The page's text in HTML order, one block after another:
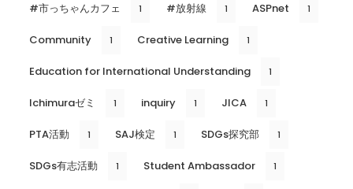
#市っちゃんカフェ 1 #放射線 1 ASPnet 1
Community 1 Creative Learning 1
Education for International Understanding 1
Ichimuraゼミ 1 inquiry 1 JICA 1
PTA活動 1 SAJ検定 1 SDGs探究部 1
SDGs有志活動 1 Student Ambassador 1